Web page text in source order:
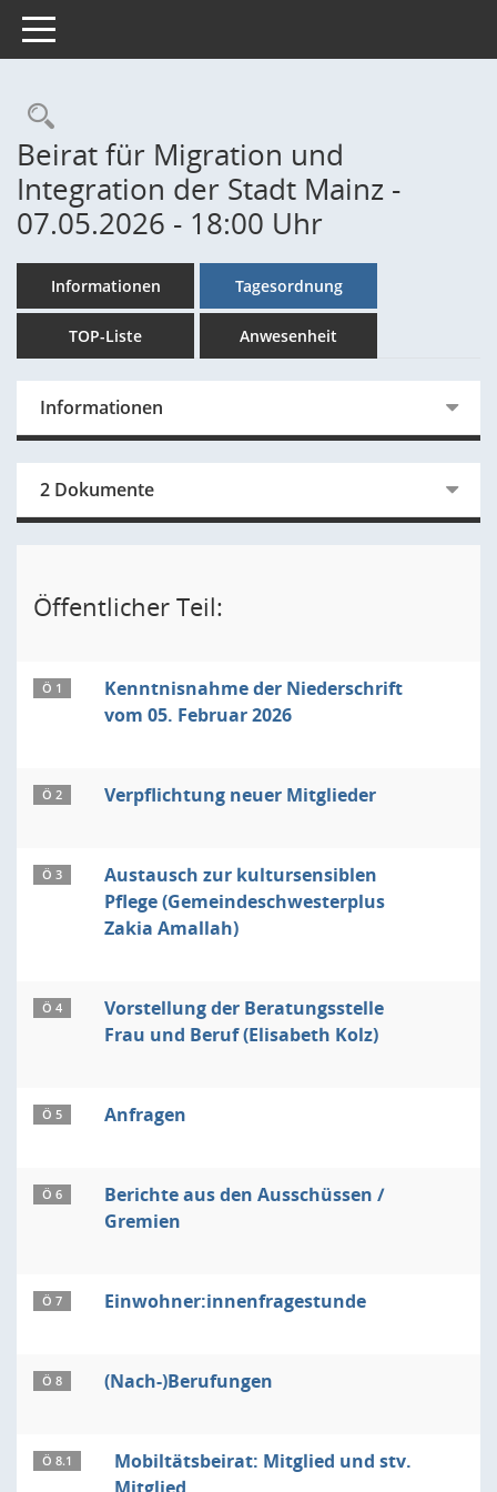
Toggle navigation
Rechercheauswahl
Beirat für Migration und
Integration der Stadt Mainz -
07.05.2026 - 18:00 Uhr
Informationen Tagesordnung
TOP-Liste Anwesenheit
Informationen
2 Dokumente
Öffentlicher Teil:
Ö 1
Kenntnisnahme der Niederschrift
vom 05. Februar 2026
Ö 2 Verpflichtung neuer Mitglieder
Ö 3
Austausch zur kultursensiblen
Pflege (Gemeindeschwesterplus
Zakia Amallah)
Ö 4
Vorstellung der Beratungsstelle
Frau und Beruf (Elisabeth Kolz)
Ö 5 Anfragen
Ö 6
Berichte aus den Ausschüssen /
Gremien
Ö 7 Einwohner:innenfragestunde
Ö 8 (Nach-)Berufungen
Ö 8.1
Mobiltätsbeirat: Mitglied und stv.